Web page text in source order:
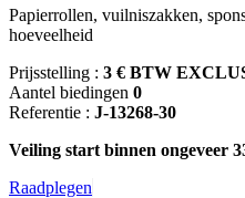
Papierrollen, vuilniszakken,
hoeveelheid
Prijsstelling : 3 € BTW
Aantel biedingen 0
Referentie : J-13268-30
Veiling start binnen ongeveer
Raadplegen